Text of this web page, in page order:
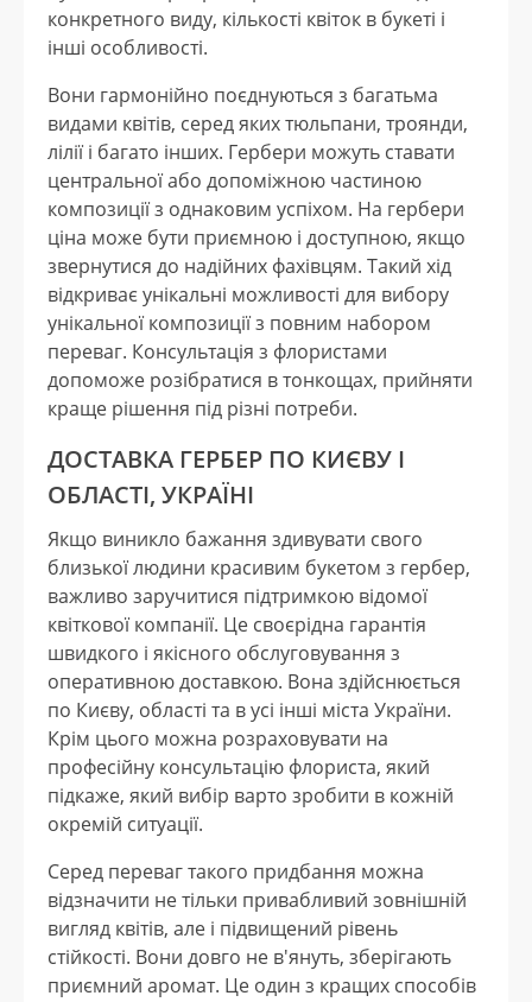
конкретного виду, кількості квіток в букеті і
інші особливості.
Вони гармонійно поєднуються з багатьма
видами квітів, серед яких тюльпани, троянди,
лілії і багато інших. Гербери можуть ставати
центральної або допоміжною частиною
композиції з однаковим успіхом. На гербери
ціна може бути приємною і доступною, якщо
звернутися до надійних фахівцям. Такий хід
відкриває унікальні можливості для вибору
унікальної композиції з повним набором
переваг. Консультація з флористами
допоможе розібратися в тонкощах, прийняти
краще рішення під різні потреби.
ДОСТАВКА ГЕРБЕР ПО КИЄВУ І
ОБЛАСТІ, УКРАЇНІ
Якщо виникло бажання здивувати свого
близької людини красивим букетом з гербер,
важливо заручитися підтримкою відомої
квіткової компанії. Це своєрідна гарантія
швидкого і якісного обслуговування з
оперативною доставкою. Вона здійснюється
по Києву, області та в усі інші міста України.
Крім цього можна розраховувати на
професійну консультацію флориста, який
підкаже, який вибір варто зробити в кожній
окремій ситуації.
Серед переваг такого придбання можна
відзначити не тільки привабливий зовнішній
вигляд квітів, але і підвищений рівень
стійкості. Вони довго не в'януть, зберігають
приємний аромат. Це один з кращих способів